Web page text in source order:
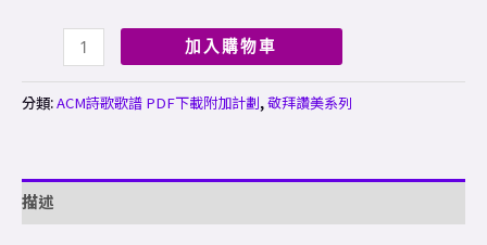
加入購物車
分類:ACM詩歌歌譜 PDF下載附加計劃,敬拜讚美系列
描述